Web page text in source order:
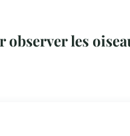
les